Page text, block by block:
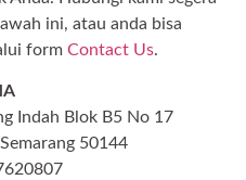
ini, atau anda bisa
form Contact Us.
Indah Blok B5 No 17
50144